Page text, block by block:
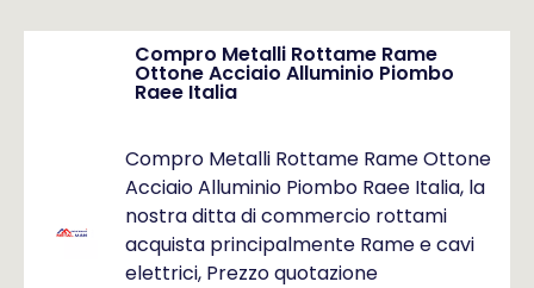
Compro Metalli Rottame Rame
Ottone Acciaio Alluminio Piombo
Raee Italia
Compro Metalli Rottame Rame Ottone
Acciaio Alluminio Piombo Raee Italia, la
nostra ditta di commercio rottami
acquista principalmente Rame e cavi
elettrici, Prezzo quotazione